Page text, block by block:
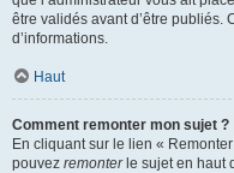
être validés avant d’être publiés.
d’informations.
Haut
Comment remonter mon sujet ?
En cliquant sur le lien «
pouvez remonterle sujet en haut